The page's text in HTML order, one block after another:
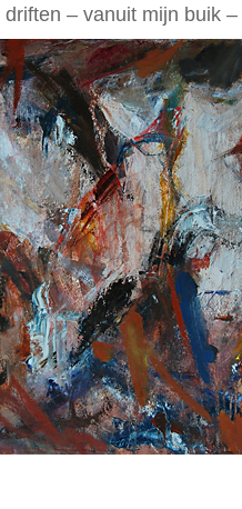
– vanuit mijn buik